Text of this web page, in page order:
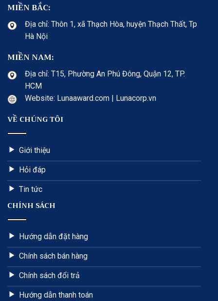
MIỀN BẮC:
Địa chỉ: Thôn 1, xã Thạch Hòa, huyện Thạch Thất, Tp
Hà Nội
MIỀN NAM:
Địa chỉ: T15, Phường An Phú Đông, Quận 12, TP.
HCM
Website: Lunaaward.com | Lunacorp.vn
VỀ CHÚNG TÔI
Giới thiệu
Hỏi đáp
Tin tức
CHÍNH SÁCH
Hướng dẫn đặt hàng
Chính sách bán hàng
Chính sách đổi trả
Hướng dẫn thanh toán